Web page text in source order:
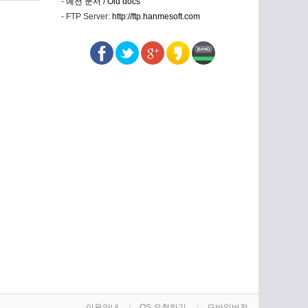
- FTP Server: http://ftp.hanmesoft.com